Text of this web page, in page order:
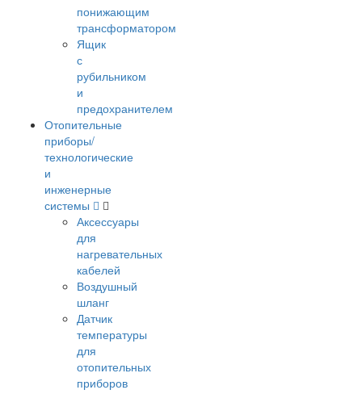
понижающим
трансформатором
Ящик
с
рубильником
и
предохранителем
Отопительные
приборы/
технологические
и
инженерные
системы
Аксессуары
для
нагревательных
кабелей
Воздушный
шланг
Датчик
температуры
для
отопительных
приборов